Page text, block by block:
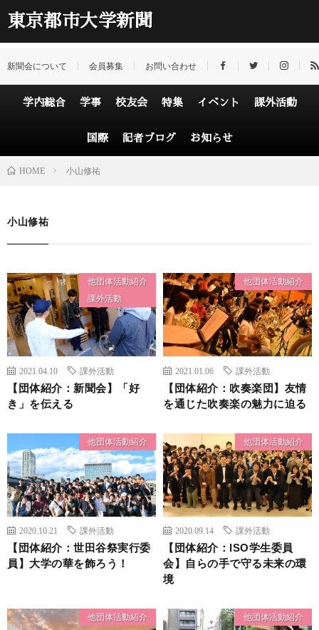
東京都市大学新聞
新聞会について 会員募集 お問い合わせ
学内総合 学事 校友会 特集 イベント 課外活動
国際 記者ブログ お知らせ
HOME 小山修祐
小山修祐
他団体活動紹介
課外活動
2021.04.10 課外活動
【団体紹介：新聞会】「好
き」を伝える
他団体活動紹介
2021.01.06 課外活動
【団体紹介：吹奏楽団】友情
を通じた吹奏楽の魅力に迫る
他団体活動紹介
2020.10.21 課外活動
【団体紹介：世田谷祭実行委
員】大学の華を飾ろう！
他団体活動紹介
2020.09.14 課外活動
【団体紹介：ISO学生委員
会】自らの手で守る未来の環
境
他団体活動紹介 他団体活動紹介